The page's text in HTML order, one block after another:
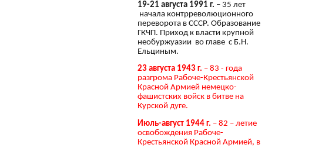
19-21 августа 1991 г. – 35 лет
начала контрреволюционного
переворота в СССР. Образование
ГКЧП. Приход к власти крупной
необуржуазии во главе с Б.Н.
Ельциным.
23 августа 1943 г. – 83 - года
разгрома Рабоче-Крестьянской
Красной Армией немецко-
фашистских войск в битве на
Курской дуге.
Июль-август 1944 г. – 82 – летие
освобождения Рабоче-
Крестьянской Красной Армией, в